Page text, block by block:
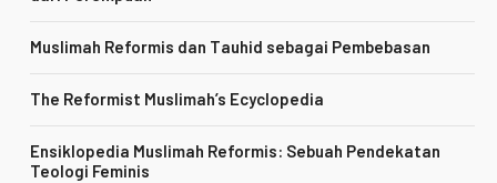
Muslimah Reformis dan Tauhid sebagai Pembebasan
The Reformist Muslimah’s Ecyclopedia
Ensiklopedia Muslimah Reformis: Sebuah Pendekatan
Teologi Feminis